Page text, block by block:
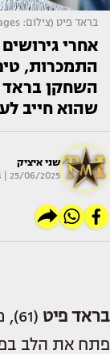
בראד פיט (צילום: Rudy Carezzevoli/Getty Images)
אחרי
התמכרות,
השחקן בראד
שהוא חייב
שני איציק
25/06/2025 | 15:44
בראד פיט
פתח את הלב